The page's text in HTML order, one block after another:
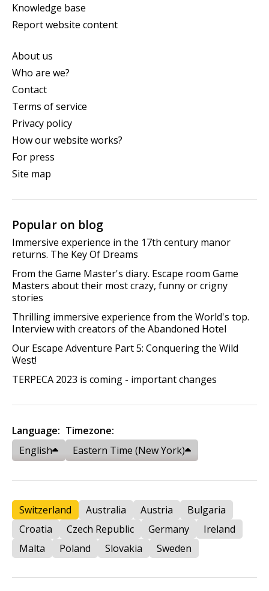
Knowledge base
Report website content
About us
Who are we?
Contact
Terms of service
Privacy policy
How our website works?
For press
Site map
Popular on blog
Immersive experience in the 17th century manor
returns. The Key Of Dreams
From the Game Master's diary. Escape room Game
Masters about their most crazy, funny or crigny
stories
Thrilling immersive experience from the World's top.
Interview with creators of the Abandoned Hotel
Our Escape Adventure Part 5: Conquering the Wild
West!
TERPECA 2023 is coming - important changes
Language:
English
Timezone:
Eastern Time (New York)
Switzerland Australia Austria
Bulgaria
Croatia
Czech Republic Germany
Ireland
Malta
Poland Slovakia Sweden